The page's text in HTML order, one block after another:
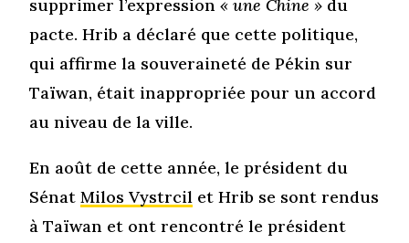
supprimer l’expression« une Chine » du
pacte. Hrib a déclaré que cette politique,
qui affirme la souveraineté de Pékin sur
Taïwan, était inappropriée pour un accord
au niveau de la ville.
En août de cette année, le président du
SénatMilos Vystrcil et Hrib se sont rendus
à Taïwan et ont rencontré le président